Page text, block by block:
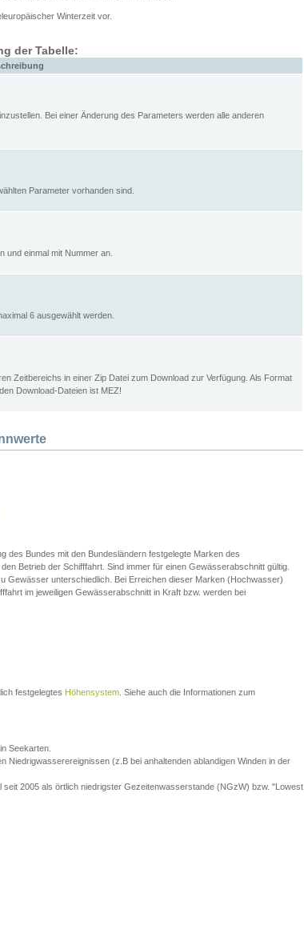
Winterzeit vor.
der Tabelle:
Bei einer Änderung des Parameters werden alle anderen
Parameter vorhanden sind.
und einmal mit Nummer an.
6 ausgewählt werden.
Zeitbereichs in einer Zip Datei zum Download zur Verfügung. Als Format
Download-Dateien ist MEZ!
des Bundes mit den Bundesländern festgelegte Marken des
Betrieb der Schifffahrt. Sind immer für einen Gewässerabschnitt gültig.
Gewässer unterschiedlich. Bei Erreichen dieser Marken (Hochwasser)
im jeweiligen Gewässerabschnitt in Kraft bzw. werden bei
festgelegtes Höhensystem . Siehe auch die Informationen zum
Seekarten.
Niedrigwasserereignissen (z.B bei anhaltenden ablandigen Winden in der
2005 als örtlich niedrigster Gezeitenwasserstande (NGzW) bzw. "Lowest